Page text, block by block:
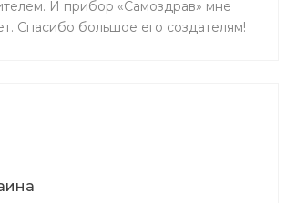
И прибор «Самоздрав» мне
Спасибо большое его создателям!